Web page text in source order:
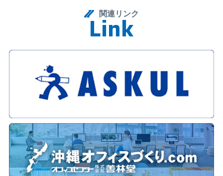
当社が実施する各種サービス、催事、キャンペーン等に関する
サービス向上、業務改善、品質向上その他社内管理のため
第3条（個人情報の管理）
当社は、取得した個人情報について、不正アクセス、漏えい、滅失、
毀損、改ざん等を防止するため、必要かつ適切な安全管理措置を
第4条（個人情報の第三者提供）
当社は、法令に定める場合を除き、あらかじめご本人の同意を得
ることなく、個人情報を第三者に提供いたしません。
ただし、次の各号のいずれかに該当する場合は、この限りではあ
関連リンク
Link